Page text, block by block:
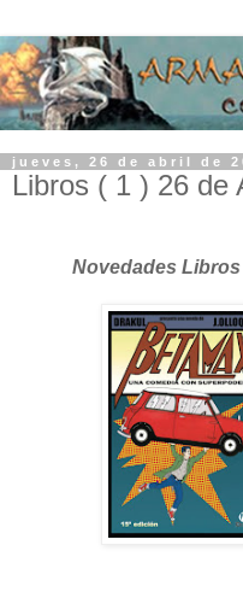
jueves, 26 de abril de
Libros ( 1 ) 26 de
Novedades